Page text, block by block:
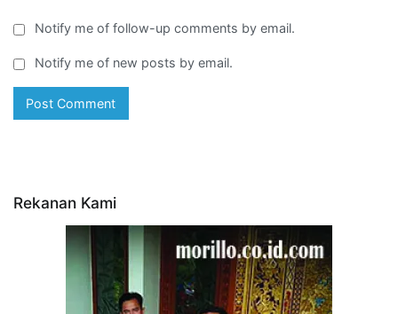
Notify me of follow-up comments by email.
Notify me of new posts by email.
Rekanan Kami